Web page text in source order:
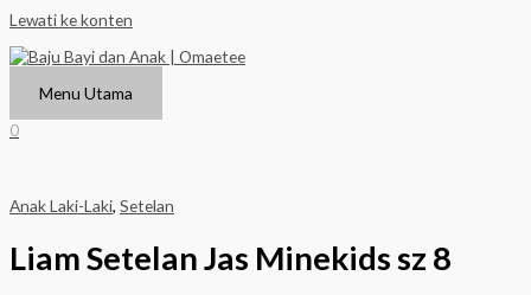
Lewati ke konten
Menu Utama
0
Anak Laki-Laki, Setelan
Liam Setelan Jas Minekids sz 8